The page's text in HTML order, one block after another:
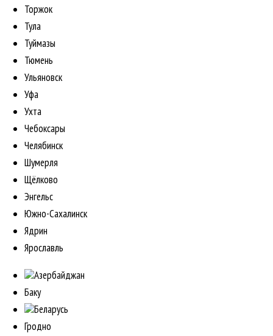
Торжок
Тула
Туймазы
Тюмень
Ульяновск
Уфа
Ухта
Чебоксары
Челябинск
Шумерля
Щёлково
Энгельс
Южно-Сахалинск
Ядрин
Ярославль
Азербайджан
Баку
Беларусь
Гродно